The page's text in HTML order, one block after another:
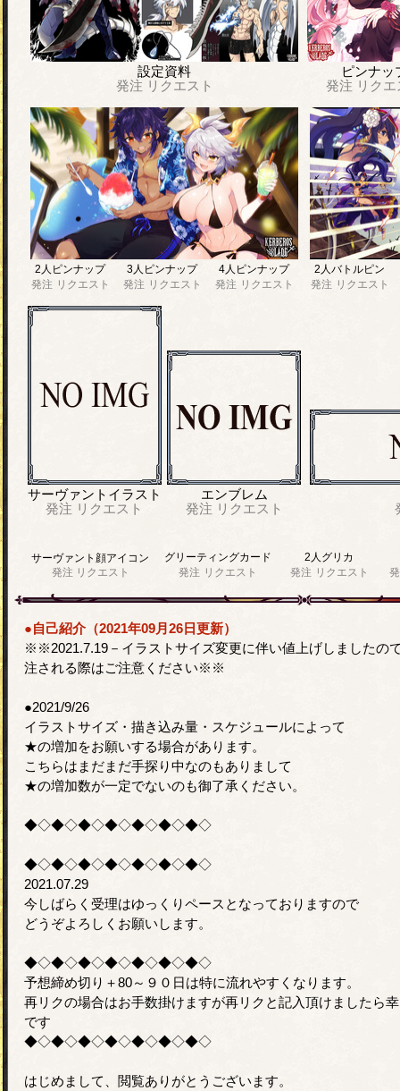
設定資料
発注 リクエスト
ピンナッ
発注 リク
2人ピンナップ
発注 リクエスト
3人ピンナップ
発注 リクエスト
4人ピンナップ
発注 リクエスト
2人バトルピン
発注 リクエスト
サーヴァントイラスト
発注 リクエスト
エンブレム
発注 リクエスト
サーヴァント顔アイコン
発注 リクエスト
グリーティングカード
発注 リクエスト
2人グリカ
発注 リクエスト
●自己紹介（2021年09月26日更新）
※※2021.7.19－イラストサイズ変更に伴い値上げしましたの
注される際はご注意ください※※
●2021/9/26
イラストサイズ・描き込み量・スケジュールによって
★の増加をお願いする場合があります。
こちらはまだまだ手探り中なのもありまして
★の増加数が一定でないのも御了承ください。
◆◇◆◇◆◇◆◇◆◇◆◇◆◇
◆◇◆◇◆◇◆◇◆◇◆◇◆◇
2021.07.29
今しばらく受理はゆっくりペースとなっておりますので
どうぞよろしくお願いします。
◆◇◆◇◆◇◆◇◆◇◆◇◆◇
予想締め切り＋80～９０日は特に流れやすくなります。
再リクの場合はお手数掛けますが再リクと記入頂けましたら
です
◆◇◆◇◆◇◆◇◆◇◆◇◆◇
はじめまして、閲覧ありがとうございます。